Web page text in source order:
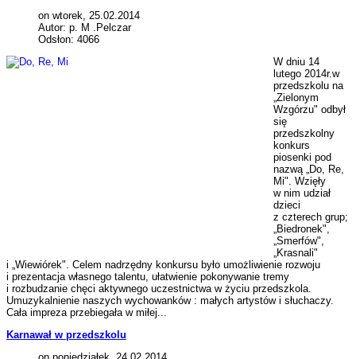
on wtorek, 25.02.2014
Autor: p. M .Pelczar
Odsłon: 4066
W dniu 14
lutego 2014r.w
przedszkolu na
„Zielonym
Wzgórzu" odbył
się
przedszkolny
konkurs
piosenki pod
nazwą „Do, Re,
Mi". Wzięły
w nim udział
dzieci
z czterech grup;
„Biedronek",
„Smerfów",
„Krasnali"
i „Wiewiórek". Celem nadrzędny konkursu było umożliwienie rozwoju
i prezentacja własnego talentu, ułatwienie pokonywanie tremy
i rozbudzanie chęci aktywnego uczestnictwa w życiu przedszkola.
Umuzykalnienie naszych wychowanków : małych artystów i słuchaczy.
Cała impreza przebiegała w miłej...
Karnawał w przedszkolu